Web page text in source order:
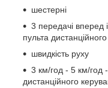
шестерні
3 передачі вперед
пульта
швидкість руху
3 км/год - 5 км/год
дистанційного